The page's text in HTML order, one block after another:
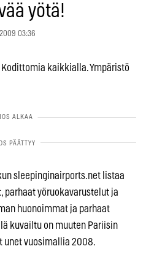
yötä!
03:36
kaikkialla. Ympäristö
sleepinginairports.net listaa
yöruokavarustelut ja
huonoimmat ja parhaat
kuvailtu on muuten Pariisin
unet vuosimallia 2008.